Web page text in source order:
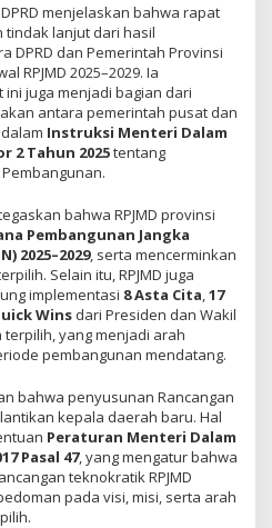
menjelaskan bahwa rapat
lanjut dari hasil
DPRD dan Pemerintah Provinsi
RPJMD 2025–2029. Ia
juga menjadi bagian dari
antara pemerintah pusat dan
Instruksi Menteri Dalam
2 Tahun 2025tentang
bahwa RPJMD provinsi
Pembangunan Jangka
2025–2029, serta mencerminkan
Selain itu, RPJMD juga
implementasi 8 Asta Cita,17
Wins dari Presiden dan Wakil
yang menjadi arah
pembangunan mendatang.
bahwa penyusunan Rancangan
kepala daerah baru. Hal
Peraturan Menteri Dalam
Pasal 47, yang mengatur bahwa
teknokratik RPJMD
pada visi, misi, serta arah